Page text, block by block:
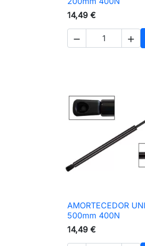
14,49 €
 
 Vista
AMORTECEDOR
500mm 400N
14,49 €